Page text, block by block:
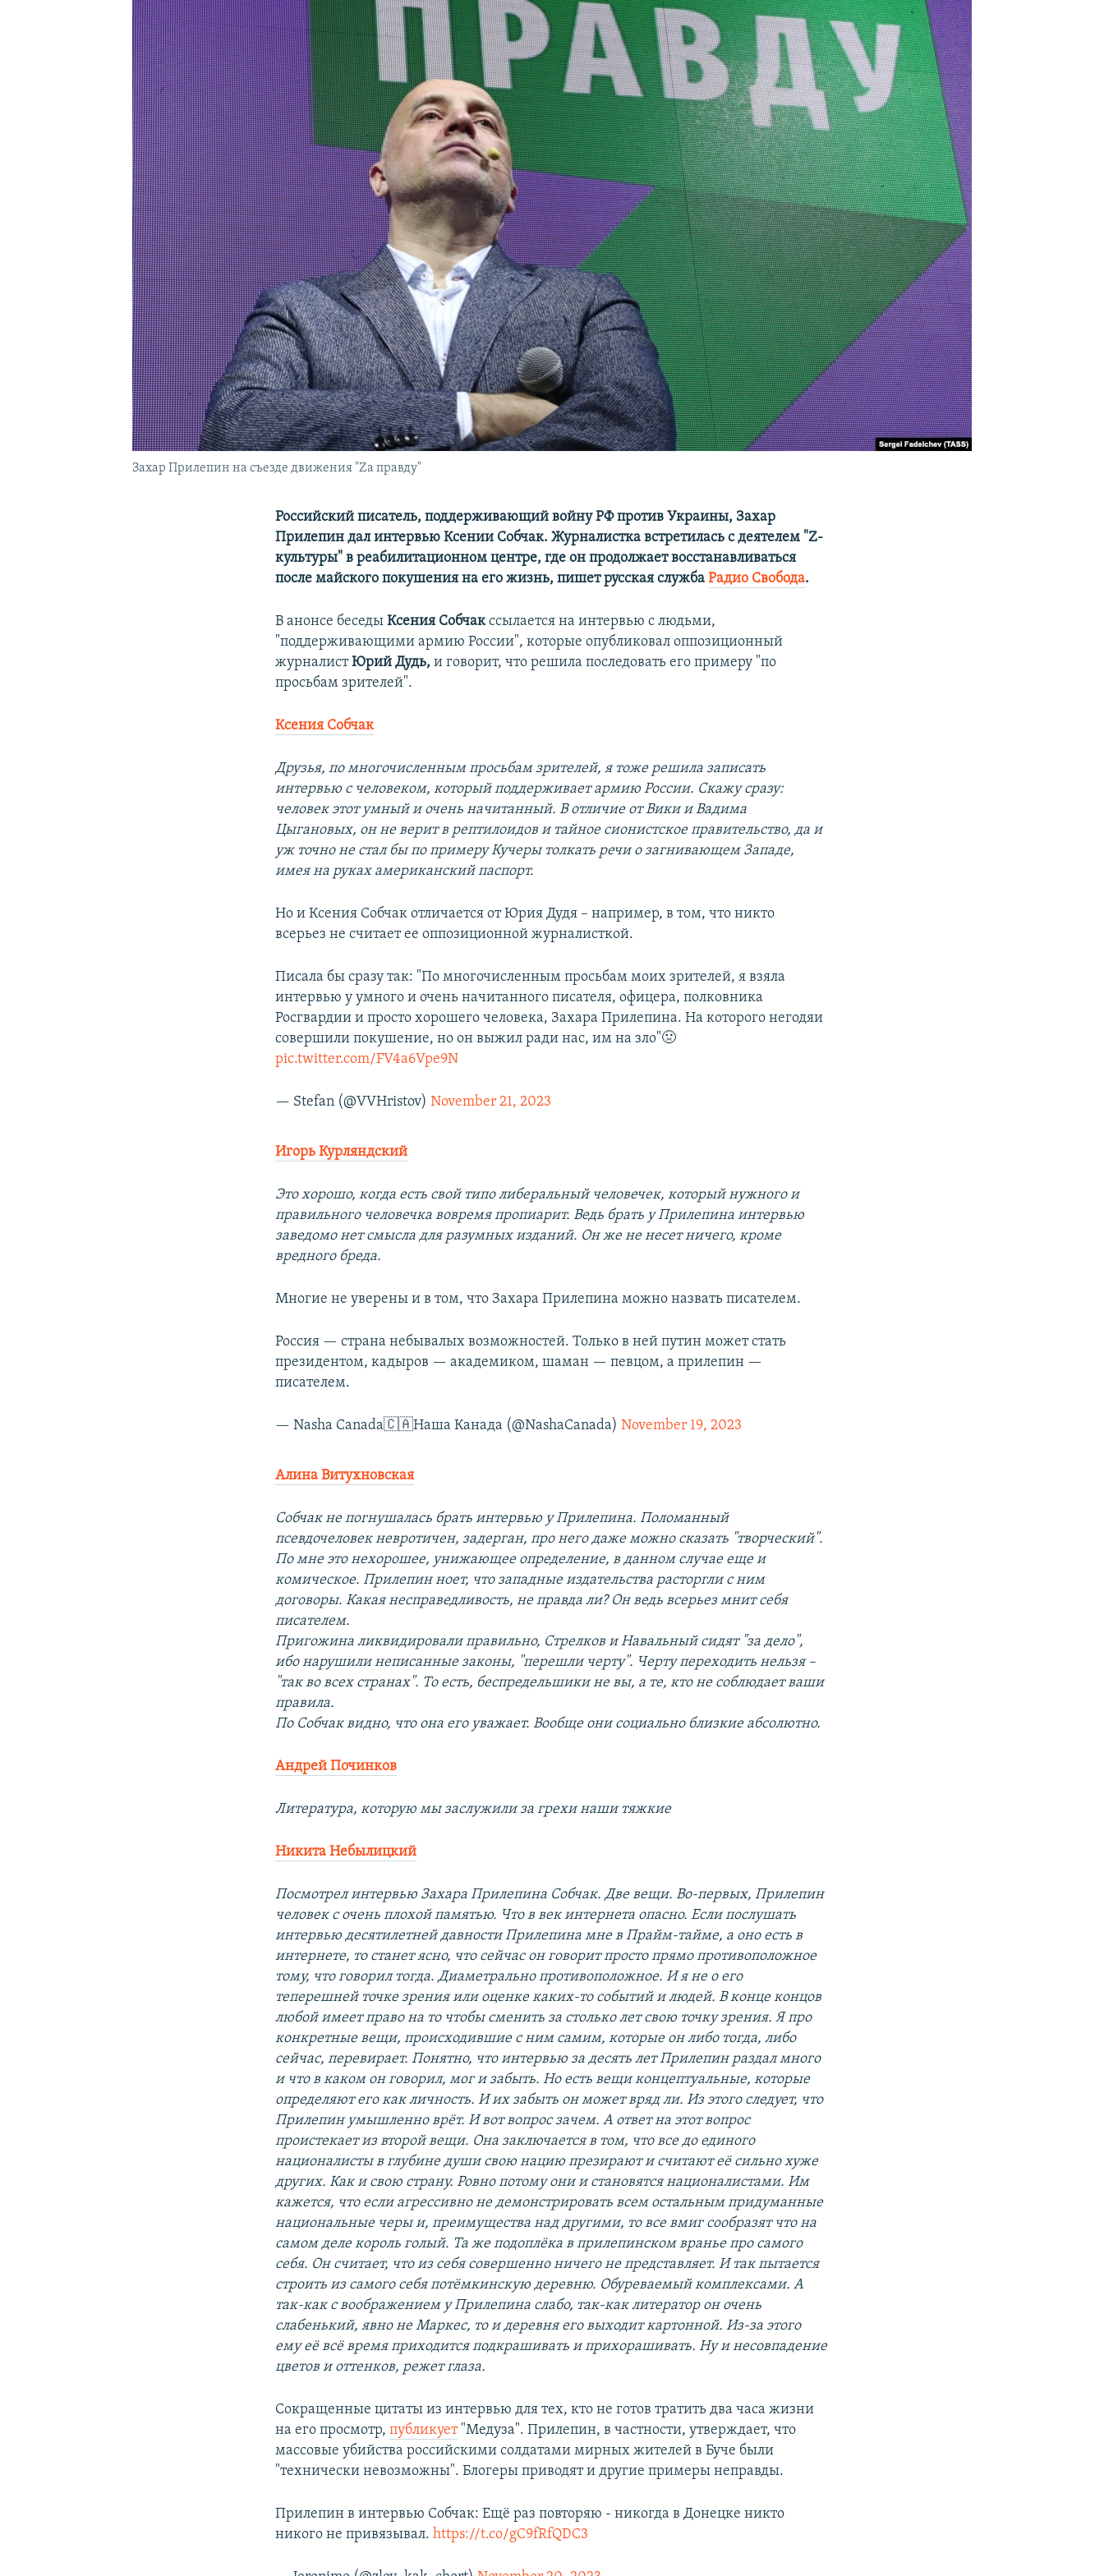
КРЫМ.НЕПОКОРЕННЫЙ
УКРАИНСКАЯ ПРОБЛЕМА КРЫМА
Захар Прилепин на съезде движения "Zа правду"
Российский писатель, поддерживающий войну РФ против Украины, Захар
Прилепин дал интервью Ксении Собчак. Журналистка встретилась с деятелем "Z-
культуры" в реабилитационном центре, где он продолжает восстанавливаться
после майского покушения на его жизнь, пишет русская службаРадио Свобода.
В анонсе беседыКсения Собчакссылается на интервью с людьми,
"поддерживающими армию России", которые опубликовал оппозиционный
журналистЮрий Дудь,и говорит, что решила последовать его примеру "по
просьбам зрителей".
Ксения Собчак
Друзья, по многочисленным просьбам зрителей, я тоже решила записать
интервью с человеком, который поддерживает армию России. Скажу сразу:
человек этот умный и очень начитанный. В отличие от Вики и Вадима
Цыгановых, он не верит в рептилоидов и тайное сионистское правительство, да и
уж точно не стал бы по примеру Кучеры толкать речи о загнивающем Западе,
имея на руках американский паспорт.
Но и Ксения Собчак отличается от Юрия Дудя – например, в том, что никто
всерьез не считает ее оппозиционной журналисткой.
Писала бы сразу так: "По многочисленным просьбам моих зрителей, я взяла
интервью у умного и очень начитанного писателя, офицера, полковника
Росгвардии и просто хорошего человека, Захара Прилепина. На которого негодяи
совершили покушение, но он выжил ради нас, им на зло"🤢
pic.twitter.com/FV4a6Vpe9N
— Stefan (@VVHristov)November 21, 2023
Игорь Курляндский
Это хорошо, когда есть свой типо либеральный человечек, который нужного и
правильного человечка вовремя пропиарит. Ведь брать у Прилепина интервью
заведомо нет смысла для разумных изданий. Он же не несет ничего, кроме
вредного бреда.
Многие не уверены и в том, что Захара Прилепина можно назвать писателем.
Россия — страна небывалых возможностей. Только в ней путин может стать
президентом, кадыров — академиком, шаман — певцом, а прилепин —
писателем.
— Nasha Canada🇨🇦Наша Канада (@NashaCanada)November 19, 2023
Алина Витухновская
Собчак не погнушалась брать интервью у Прилепина. Поломанный
псевдочеловек невротичен, задерган, про него даже можно сказать "творческий".
По мне это нехорошее, унижающее определение, в данном случае еще и
комическое. Прилепин ноет, что западные издательства расторгли с ним
договоры. Какая несправедливость, не правда ли? Он ведь всерьез мнит себя
писателем.
Пригожина ликвидировали правильно, Стрелков и Навальный сидят "за дело",
ибо нарушили неписанные законы, "перешли черту". Черту переходить нельзя –
"так во всех странах". То есть, беспредельшики не вы, а те, кто не соблюдает ваши
правила.
По Собчак видно, что она его уважает. Вообще они социально близкие абсолютно.
Андрей Починков
Литература, которую мы заслужили за грехи наши тяжкие
Никита Небылицкий
Посмотрел интервью Захара Прилепина Собчак. Две вещи. Во-первых, Прилепин
человек с очень плохой памятью. Что в век интернета опасно. Если послушать
интервью десятилетней давности Прилепина мне в Прайм-тайме, а оно есть в
интернете, то станет ясно, что сейчас он говорит просто прямо противоположное
тому, что говорил тогда. Диаметрально противоположное. И я не о его
теперешней точке зрения или оценке каких-то событий и людей. В конце концов
любой имеет право на то чтобы сменить за столько лет свою точку зрения. Я про
конкретные вещи, происходившие с ним самим, которые он либо тогда, либо
сейчас, перевирает. Понятно, что интервью за десять лет Прилепин раздал много
и что в каком он говорил, мог и забыть. Но есть вещи концептуальные, которые
определяют его как личность. И их забыть он может вряд ли. Из этого следует, что
Прилепин умышленно врёт. И вот вопрос зачем. А ответ на этот вопрос
проистекает из второй вещи. Она заключается в том, что все до единого
националисты в глубине души свою нацию презирают и считают её сильно хуже
других. Как и свою страну. Ровно потому они и становятся националистами. Им
кажется, что если агрессивно не демонстрировать всем остальным придуманные
национальные черы и, преимущества над другими, то все вмиг сообразят что на
самом деле король голый. Та же подоплёка в прилепинском вранье про самого
себя. Он считает, что из себя совершенно ничего не представляет. И так пытается
строить из самого себя потёмкинскую деревню. Обуреваемый комплексами. А
так-как с воображением у Прилепина слабо, так-как литератор он очень
слабенький, явно не Маркес, то и деревня его выходит картонной. Из-за этого
ему её всё время приходится подкрашивать и прихорашивать. Ну и несовпадение
цветов и оттенков, режет глаза.
Сокращенные цитаты из интервью для тех, кто не готов тратить два часа жизни
на его просмотр,публикует"Медуза". Прилепин, в частности, утверждает, что
массовые убийства российскими солдатами мирных жителей в Буче были
"технически невозможны". Блогеры приводят и другие примеры неправды.
Прилепин в интервью Собчак: Ещё раз повторяю - никогда в Донецке никто
никого не привязывал.https://t.co/gC9fRfQDC3